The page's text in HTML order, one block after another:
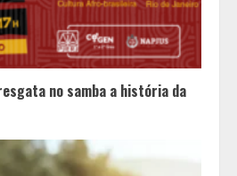
no samba a história da